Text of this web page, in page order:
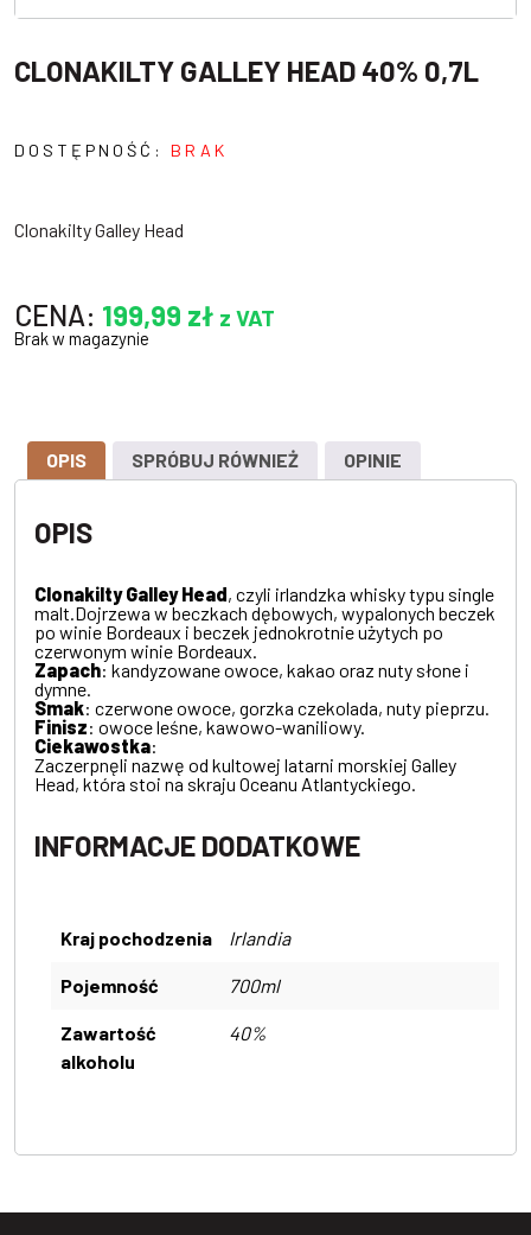
CLONAKILTY GALLEY HEAD 40% 0,7L
DOSTĘPNOŚĆ: BRAK
Clonakilty Galley Head
CENA: 199,99 zł z VAT
Brak w magazynie
OPIS SPRÓBUJ RÓWNIEŻ OPINIE
OPIS
Clonakilty Galley Head, czyli irlandzka whisky typu single
malt.Dojrzewa w beczkach dębowych, wypalonych beczek
po winie Bordeaux i beczek jednokrotnie użytych po
czerwonym winie Bordeaux.
Zapach: kandyzowane owoce, kakao oraz nuty słone i
dymne.
Smak: czerwone owoce, gorzka czekolada, nuty pieprzu.
Finisz: owoce leśne, kawowo-waniliowy.
Ciekawostka:
Zaczerpnęli nazwę od kultowej latarni morskiej Galley
Head, która stoi na skraju Oceanu Atlantyckiego.
INFORMACJE DODATKOWE
Kraj pochodzenia Irlandia
Pojemność 700ml
Zawartość
alkoholu
40%